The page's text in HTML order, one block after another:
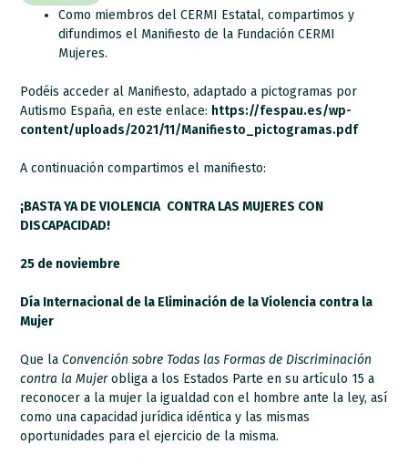
Como miembros del CERMI Estatal, compartimos y
difundimos el Manifiesto de la Fundación CERMI
Mujeres.
Podéis acceder al Manifiesto, adaptado a pictogramas por
Autismo España, en este enlace: https://fespau.es/wp-
content/uploads/2021/11/Manifiesto_pictogramas.pdf
A continuación compartimos el manifiesto:
¡BASTA YA DE VIOLENCIA CONTRA LAS MUJERES CON
DISCAPACIDAD!
25 de noviembre
Día Internacional de la Eliminación de la Violencia contra la
Mujer
Que laConvención sobre Todas las Formas de Discriminación
contra la Mujerobliga a los Estados Parte en su artículo 15 a
reconocer a la mujer la igualdad con el hombre ante la ley, así
como una capacidad jurídica idéntica y las mismas
oportunidades para el ejercicio de la misma.